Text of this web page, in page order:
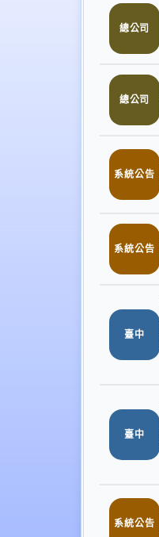
總公司
總公司
系統公告
系統公告
臺中
臺中
系統公告